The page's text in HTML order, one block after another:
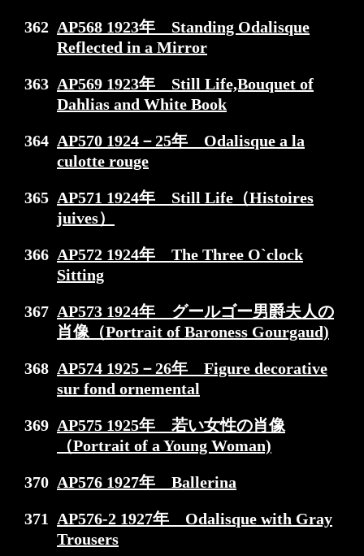
362 AP568 1923年 Standing Odalisque
Reflected in a Mirror
363 AP569 1923年 Still Life,Bouquet of
Dahlias and White Book
364 AP570 1924－25年 Odalisque a la
culotte rouge
365 AP571 1924年 Still Life（Histoires
juives）
366 AP572 1924年 The Three O`clock
Sitting
367 AP573 1924年 グールゴー男爵夫人の
肖像（Portrait of Baroness Gourgaud)
368 AP574 1925－26年 Figure decorative
sur fond ornemental
369 AP575 1925年 若い女性の肖像
（Portrait of a Young Woman)
370 AP576 1927年 Ballerina
371
AP576-2 1927年 Odalisque with Gray
Trousers